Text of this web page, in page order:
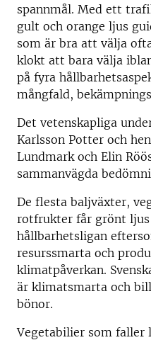
spannmål. Med ett
gult och orange ljus
som är bra att välja
klokt att bara välja
på fyra
mångfald,
Det vetenskapliga
Karlsson Potter och
Lundmark och Elin
sammanvägda
De flesta baljväxter,
rotfrukter får grönt ljus
hållbarhetsligan
resurssmarta och
klimatpåverkan.
är klimatsmarta och
bönor.
Vegetabilier som faller